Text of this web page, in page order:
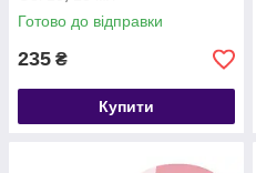
Готово до відправки
235 ₴
Купити